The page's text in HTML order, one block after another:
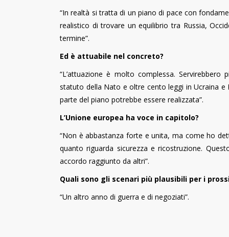
“In realtà si tratta di un piano di pace con
realistico di trovare un equilibrio tra Russia,
termine”.
Ed è attuabile nel concreto?
“L’attuazione è molto complessa.
statuto della Nato e oltre cento leggi in Ucraina
parte del piano potrebbe essere realizzata”.
L’Unione europea ha voce in capitolo?
“Non è abbastanza forte e unita, ma come ho
quanto riguarda sicurezza e ricostruzione.
accordo raggiunto da altri”.
Quali sono gli scenari più plausibili per i
“Un altro anno di guerra e di negoziati”.